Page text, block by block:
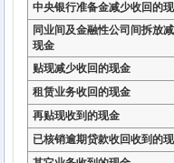
中央银行准备金减少收回的
同业间及金融性公司间拆放
现金
贴现减少收回的现金
租赁业务收回的现金
再贴现收到的现金
已核销逾期贷款收回收到的